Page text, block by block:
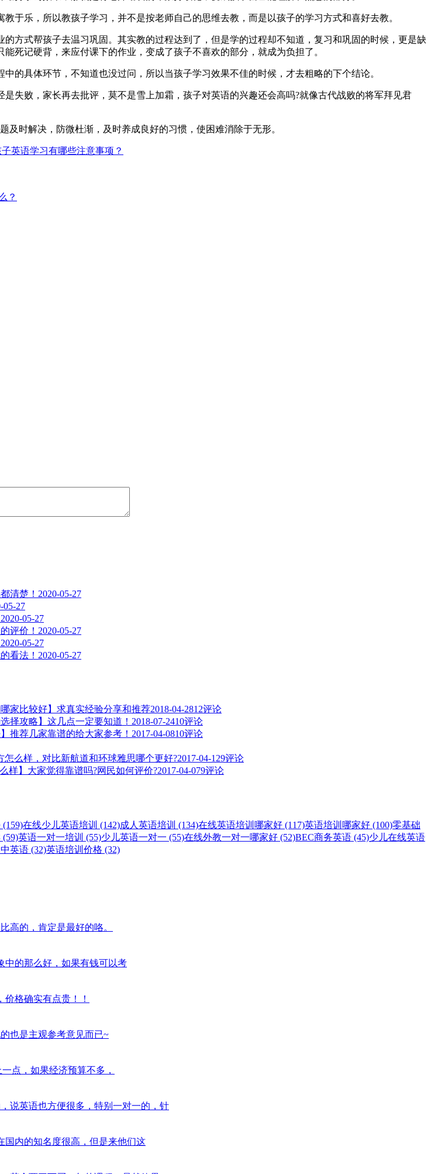
于乐，所以教孩子学习，并不是按老师自己的思维去教，而是以孩子的学习方式和喜好去教。
方式帮孩子去温习巩固。其实教的过程达到了，但是学的过程却不知道，复习和巩固的时候，更是缺
死记硬背，来应付课下的作业，变成了孩子不喜欢的部分，就成为负担了。
的具体环节，不知道也没过问，所以当孩子学习效果不佳的时候，才去粗略的下个结论。
失败，家长再去批评，莫不是雪上加霜，孩子对英语的兴趣还会高吗?就像古代战败的将军拜见君
时解决，防微杜渐，及时养成良好的习惯，使困难消除于无形。
英语学习有哪些注意事项？
？
清楚！ 2020-05-27
05-27
2020-05-27
评价！ 2020-05-27
2020-05-27
看法！ 2020-05-27
哪家比较好】求真实经验分享和推荐2018-04-2812评论
择攻略】这几点一定要知道！ 2018-07-2410评论
推荐几家靠谱的给大家参考！ 2017-04-0810评论
怎么样，对比新航道和环球雅思哪个更好?2017-04-129评论
样】大家觉得靠谱吗?网民如何评价?2017-04-079评论
在线少儿英语培训 (142)成人英语培训 (134)在线英语培训哪家好 (117)英语培训哪家好 (100)零基础
(59)英语一对一培训 (55)少儿英语一对一 (55)在线外教一对一哪家好 (52)BEC商务英语 (45)少儿在线英语
英语 (32)英语培训价格 (32)
高的，肯定是最好的咯。
中的那么好，如果有钱可以考
格确实有点贵！！
也是主观参考意见而已~
点，如果经济预算不多，
说英语也方便很多，特别一对一的，针
国内的知名度很高，但是来他们这